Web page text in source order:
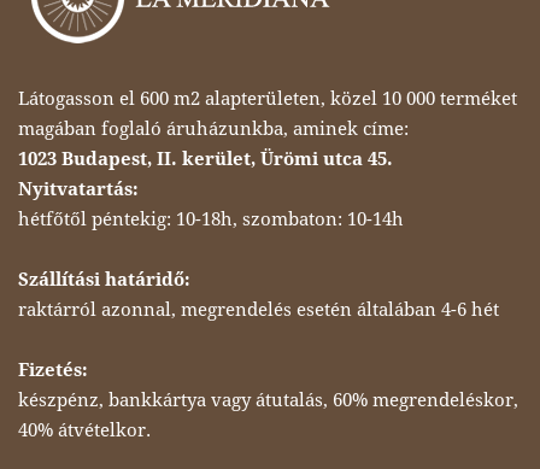
Látogasson el 600 m2 alapterületen, közel 10 000 terméket
magában foglaló áruházunkba, aminek címe:
1023 Budapest, II. kerület, Ürömi utca 45.
Nyitvatartás:
hétfőtől péntekig: 10-18h, szombaton: 10-14h
Szállítási határidő:
raktárról azonnal, megrendelés esetén általában 4-6 hét
Fizetés:
készpénz, bankkártya vagy átutalás, 60% megrendeléskor,
40% átvételkor.